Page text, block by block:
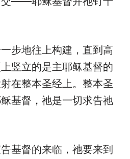
步地往上构建，直到高
竖立的是主耶稣基督的
在整本圣经上。整本圣
基督，祂是一切求告祂
基督的来临，祂要来到